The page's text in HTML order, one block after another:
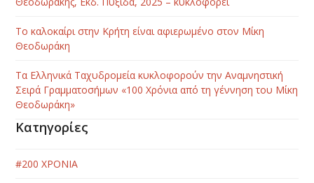
Το καλοκαίρι στην Κρήτη είναι αφιερωμένο στον Μίκη
Θεοδωράκη
Τα Ελληνικά Ταχυδρομεία κυκλοφορούν την Αναμνηστική
Σειρά Γραμματοσήμων «100 Χρόνια από τη γέννηση του Μίκη
Θεοδωράκη»
Κατηγορίες
#200 ΧΡΟΝΙΑ